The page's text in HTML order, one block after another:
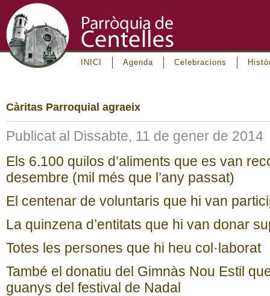
INICI Agenda Celebracions
Càritas Parroquial agraeix
Publicat al Dissabte, 11 de gener de 2014
Els 6.100 quilos d’aliments que es van
desembre (mil més que l’any passat)
El centenar de voluntaris que hi van
La quinzena d’entitats que hi van donar
Totes les persones que hi heu col·laborat
També el donatiu del Gimnàs Nou Estil
guanys del festival de Nadal